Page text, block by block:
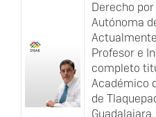
Derecho
Autónoma
Profesor e
completo
Académico
de